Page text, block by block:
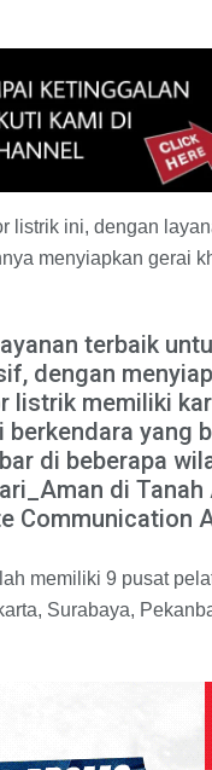
listrik ini, dengan
menyiapkan gerai
terbaik
dengan
listrik memiliki
yang
di beberapa
di Tanah
Communication
memiliki 9 pusat
Surabaya,